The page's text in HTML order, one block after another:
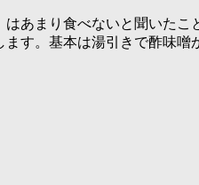
あまり食べないと聞いた
す。基本は湯引きで酢味噌